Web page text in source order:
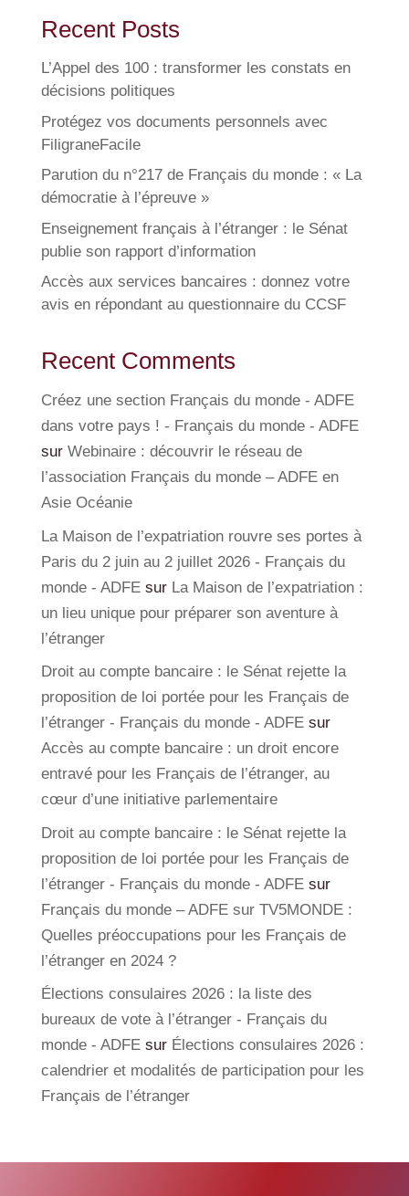
Recent Posts
L’Appel des 100 : transformer les constats en
décisions politiques
Protégez vos documents personnels avec
FiligraneFacile
Parution du n°217 de Français du monde : « La
démocratie à l’épreuve »
Enseignement français à l’étranger : le Sénat
publie son rapport d’information
Accès aux services bancaires : donnez votre
avis en répondant au questionnaire du CCSF
Recent Comments
Créez une section Français du monde - ADFE
dans votre pays ! - Français du monde - ADFE
sur Webinaire : découvrir le réseau de
l’association Français du monde – ADFE en
Asie Océanie
La Maison de l’expatriation rouvre ses portes à
Paris du 2 juin au 2 juillet 2026 - Français du
monde - ADFEsur La Maison de l’expatriation :
un lieu unique pour préparer son aventure à
l’étranger
Droit au compte bancaire : le Sénat rejette la
proposition de loi portée pour les Français de
l’étranger - Français du monde - ADFEsur
Accès au compte bancaire : un droit encore
entravé pour les Français de l’étranger, au
cœur d’une initiative parlementaire
Droit au compte bancaire : le Sénat rejette la
proposition de loi portée pour les Français de
l’étranger - Français du monde - ADFEsur
Français du monde – ADFE sur TV5MONDE :
Quelles préoccupations pour les Français de
l’étranger en 2024 ?
Élections consulaires 2026 : la liste des
bureaux de vote à l’étranger - Français du
monde - ADFEsur Élections consulaires 2026 :
calendrier et modalités de participation pour les
Français de l’étranger